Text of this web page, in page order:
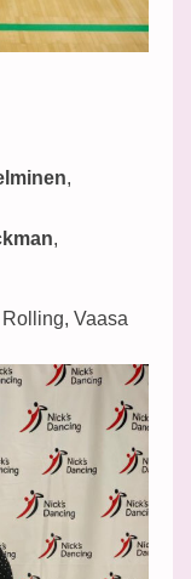
,
,
Rolling, Vaasa